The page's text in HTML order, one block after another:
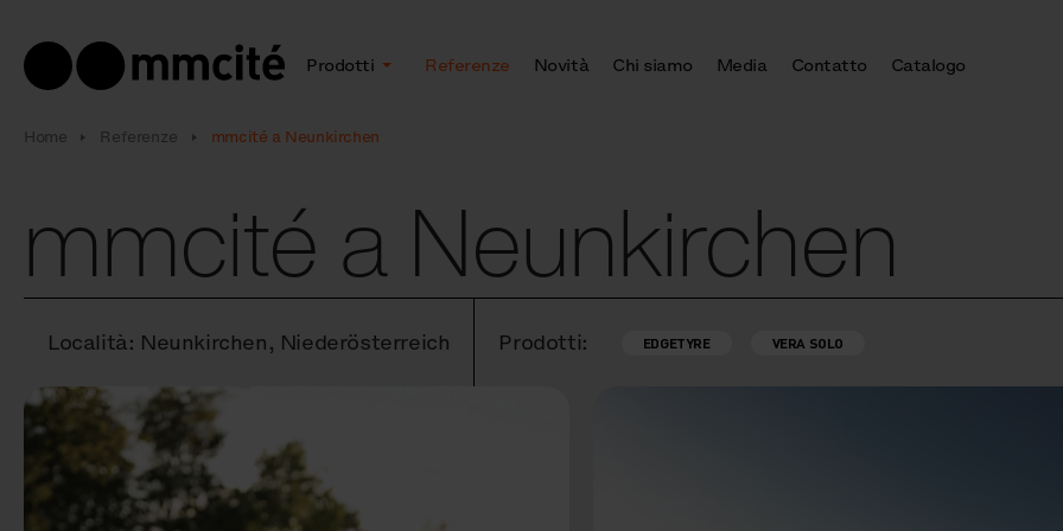
Prodotti Referenze Novità Chi siamo Media Contatto Catalogo
Home Referenze mmcité a Neunkirchen
mmcité a Neunkirchen
Località: Neunkirchen, Niederösterreich Prodotti: EDGETYRE VERA SOLO